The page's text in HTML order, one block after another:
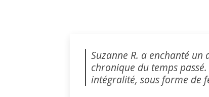
Suzanne R. a enchanté un
chronique du temps
intégralité, sous forme de